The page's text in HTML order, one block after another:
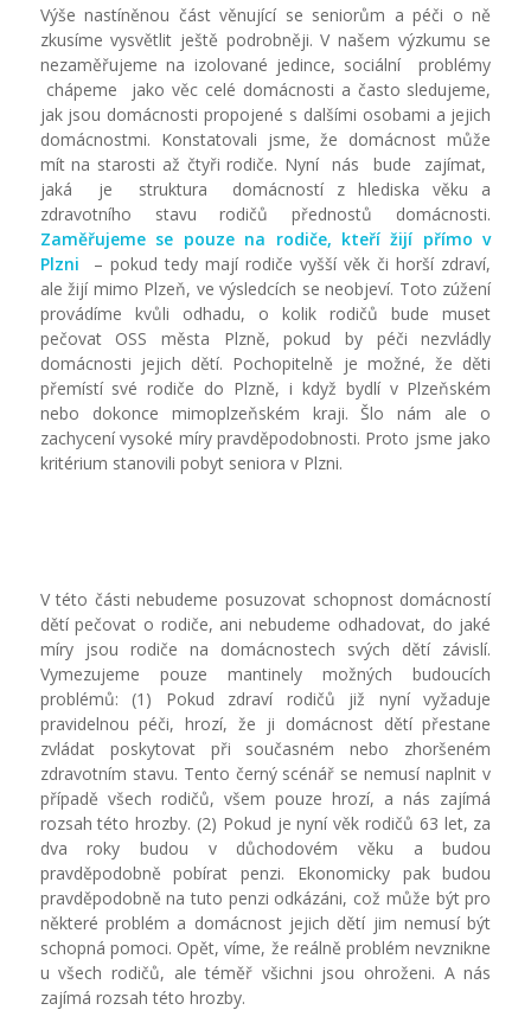
Výše nastíněnou část věnující se seniorům a péči o ně
zkusíme vysvětlit ještě podrobněji. V našem výzkumu se
nezaměřujeme na izolované jedince, sociální problémy
chápeme jako věc celé domácnosti a často sledujeme,
jak jsou domácnosti propojené s dalšími osobami a jejich
domácnostmi. Konstatovali jsme, že domácnost může
mít na starosti až čtyři rodiče. Nyní nás bude zajímat,
jaká je struktura domácností z hlediska věku a
zdravotního stavu rodičů přednostů domácnosti.
Zaměřujeme se pouze na rodiče, kteří žijí přímov
Plzni – pokud tedy mají rodiče vyšší věk či horší zdraví,
ale žijí mimo Plzeň, ve výsledcích se neobjeví. Toto zúžení
provádíme kvůli odhadu, o kolik rodičů bude muset
pečovat OSS města Plzně, pokud by péči nezvládly
domácnosti jejich dětí. Pochopitelně je možné, že děti
přemístí své rodiče do Plzně, i když bydlí v Plzeňském
nebo dokonce mimoplzeňském kraji. Šlo nám ale o
zachycení vysoké míry pravděpodobnosti. Proto jsme jako
kritérium stanovili pobyt seniora v Plzni.
V této části nebudeme posuzovat schopnost domácností
dětí pečovat o rodiče, ani nebudeme odhadovat, do jaké
míry jsou rodiče na domácnostech svých dětí závislí.
Vymezujeme pouze mantinely možných budoucích
problémů: (1) Pokud zdraví rodičů již nyní vyžaduje
pravidelnou péči, hrozí, že ji domácnost dětí přestane
zvládat poskytovat při současném nebo zhoršeném
zdravotním stavu. Tento černý scénář se nemusí naplnit v
případě všech rodičů, všem pouze hrozí, a nás zajímá
rozsah této hrozby. (2) Pokud je nyní věk rodičů 63 let, za
dva roky budou v důchodovém věku a budou
pravděpodobně pobírat penzi. Ekonomicky pak budou
pravděpodobně na tuto penzi odkázáni, což může být pro
některé problém a domácnost jejich dětí jim nemusí být
schopná pomoci. Opět, víme, že reálně problém nevznikne
u všech rodičů, ale téměř všichni jsou ohroženi. A nás
zajímá rozsah této hrozby.